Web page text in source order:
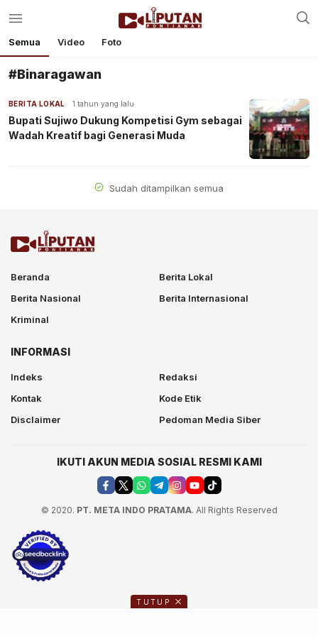
Semua Video Foto
#Binaragawan
BERITA LOKAL 1 tahun yang lalu
Bupati Sujiwo Dukung Kompetisi Gym sebagai
Wadah Kreatif bagi Generasi Muda
Sudah ditampilkan semua
Beranda
Berita Lokal
Berita Nasional
Berita Internasional
Kriminal
INFORMASI
Indeks
Redaksi
Kontak
Kode Etik
Disclaimer
Pedoman Media Siber
IKUTI AKUN MEDIA SOSIAL RESMI KAMI
© 2020. PT. META INDO PRATAMA. All Rights Reserved
TUTUP